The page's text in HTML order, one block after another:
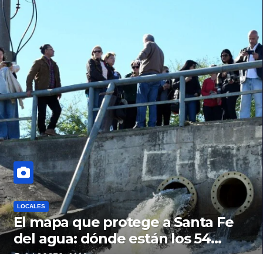
LOCALES
El mapa que protege a Santa Fe
del agua: dónde están los 54